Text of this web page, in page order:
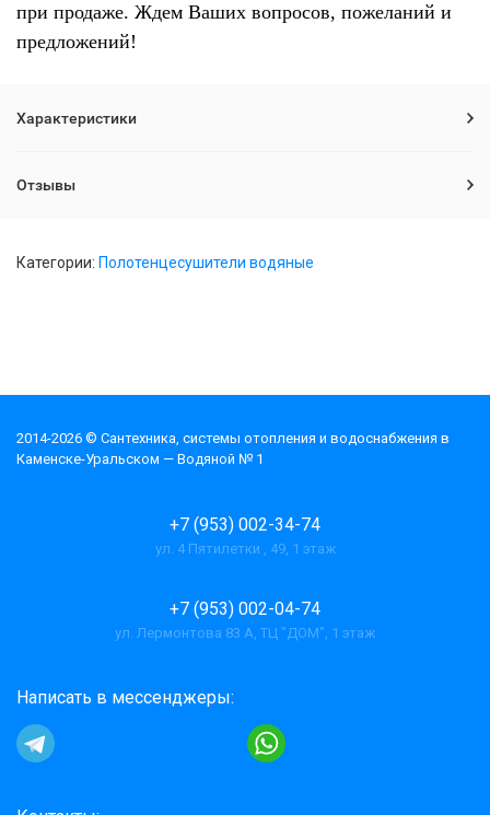
при продаже. Ждем Ваших вопросов, пожеланий и
предложений!
Характеристики
Отзывы
Категории: Полотенцесушители водяные
2014-2026 © Cантехника, системы отопления и водоснабжения в
Каменске-Уральском — Водяной № 1
+7 (953) 002-34-74
ул. 4 Пятилетки , 49, 1 этаж
+7 (953) 002-04-74
ул. Лермонтова 83 А, ТЦ "ДОМ", 1 этаж
Написать в мессенджеры: